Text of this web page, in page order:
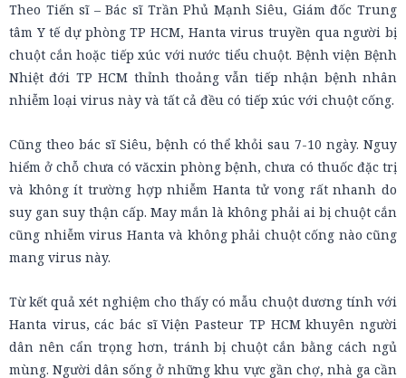
Theo Tiến sĩ – Bác sĩ Trần Phủ Mạnh Siêu, Giám đốc Trung
tâm Y tế dự phòng TP HCM, Hanta virus truyền qua người bị
chuột cắn hoặc tiếp xúc với nước tiểu chuột. Bệnh viện Bệnh
Nhiệt đới TP HCM thỉnh thoảng vẫn tiếp nhận bệnh nhân
nhiễm loại virus này và tất cả đều có tiếp xúc với chuột cống.
Cũng theo bác sĩ Siêu, bệnh có thể khỏi sau 7-10 ngày. Nguy
hiểm ở chỗ chưa có văcxin phòng bệnh, chưa có thuốc đặc trị
và không ít trường hợp nhiễm Hanta tử vong rất nhanh do
suy gan suy thận cấp. May mắn là không phải ai bị chuột cắn
cũng nhiễm virus Hanta và không phải chuột cống nào cũng
mang virus này.
Từ kết quả xét nghiệm cho thấy có mẫu chuột dương tính với
Hanta virus, các bác sĩ Viện Pasteur TP HCM khuyên người
dân nên cẩn trọng hơn, tránh bị chuột cắn bằng cách ngủ
mùng. Người dân sống ở những khu vực gần chợ, nhà ga cần